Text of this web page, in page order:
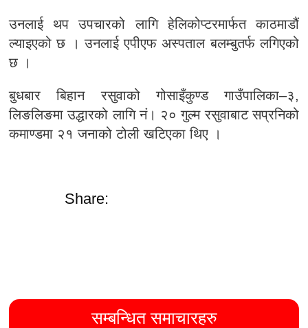
उनलाई थप उपचारको लागि हेलिकोप्टरमार्फत काठमाडौं
ल्याइएको छ । उनलाई एपीएफ अस्पताल बलम्बुतर्फ लगिएको
छ ।
बुधबार बिहान रसुवाको गोसाइँकुण्ड गाउँपालिका–३,
लिङलिङमा उद्धारको लागि नं। २० गुल्म रसुवाबाट सप्रनिको
कमाण्डमा २१ जनाको टोली खटिएका थिए ।
Share:
सम्बन्धित समाचारहरु